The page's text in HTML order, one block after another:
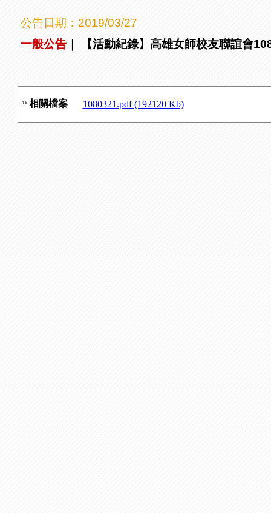
公告日期： 2019/03/27
一般公告｜ 【活動紀錄】高雄女師校友聯誼會
相關檔案 1080321.pdf (192120 Kb)